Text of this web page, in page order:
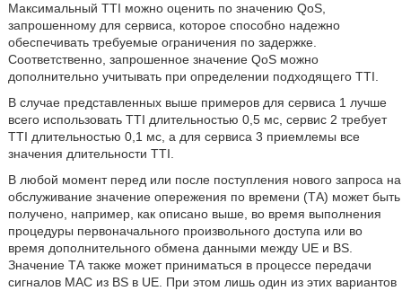
Максимальный TTI можно оценить по значению QoS,
запрошенному для сервиса, которое способно надежно
обеспечивать требуемые ограничения по задержке.
Соответственно, запрошенное значение QoS можно
дополнительно учитывать при определении подходящего TTI.
В случае представленных выше примеров для сервиса 1 лучше
всего использовать TTI длительностью 0,5 мс, сервис 2 требует
TTI длительностью 0,1 мс, а для сервиса 3 приемлемы все
значения длительности TTI.
В любой момент перед или после поступления нового запроса на
обслуживание значение опережения по времени (ТА) может быть
получено, например, как описано выше, во время выполнения
процедуры первоначального произвольного доступа или во
время дополнительного обмена данными между UE и BS.
Значение ТА также может приниматься в процессе передачи
сигналов MAC из BS в UE. При этом лишь один из этих вариантов